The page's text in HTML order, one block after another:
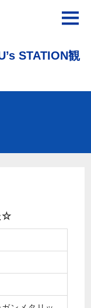
STATION観
☆